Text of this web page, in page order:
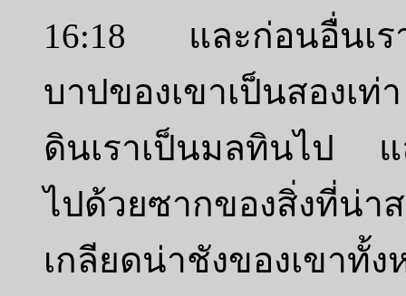
16:18 และก่อนอื่นเร
บาปของเขาเป็นสองเ
ดินเราเป็นมลทินไป แ
ไปด้วยซากของสิ่งที่น่า
เกลียดน่าชังของเขาทั้ง